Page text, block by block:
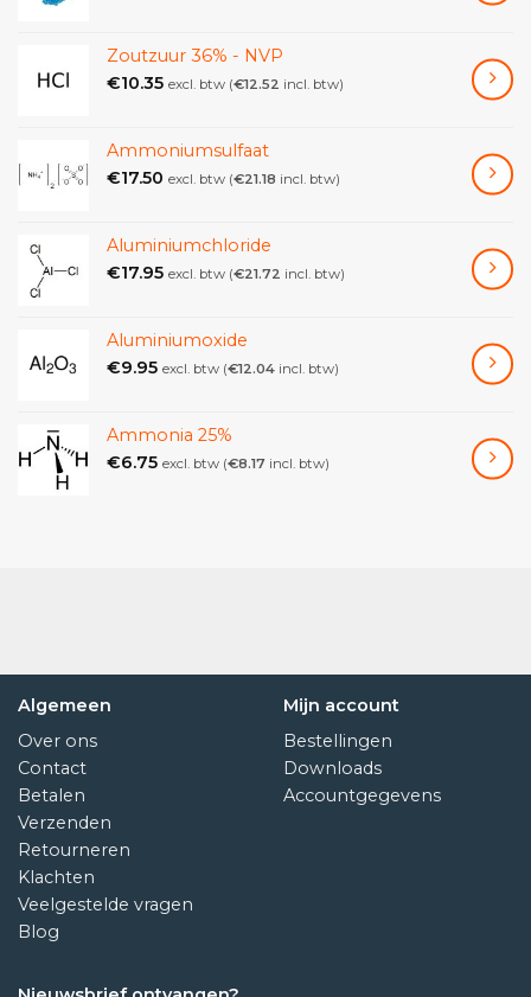
Zoutzuur 36% - NVP
€10.35 excl. btw (€12.52 incl. btw)
Ammoniumsulfaat
€17.50 excl. btw (€21.18 incl. btw)
Aluminiumchloride
€17.95 excl. btw (€21.72 incl. btw)
Aluminiumoxide
€9.95 excl. btw (€12.04 incl. btw)
Ammonia 25%
€6.75 excl. btw (€8.17 incl. btw)
Algemeen
Over ons
Contact
Betalen
Verzenden
Retourneren
Klachten
Veelgestelde vragen
Blog
Mijn account
Bestellingen
Downloads
Accountgegevens